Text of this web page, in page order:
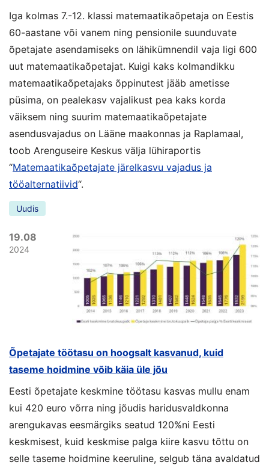
Iga kolmas 7.-12. klassi matemaatikaõpetaja on Eestis
60-aastane või vanem ning pensionile suunduvate
õpetajate asendamiseks on lähikümnendil vaja ligi 600
uut matemaatikaõpetajat. Kuigi kaks kolmandikku
matemaatikaõpetajaks õppinutest jääb ametisse
püsima, on pealekasv vajalikust pea kaks korda
väiksem ning suurim matemaatikaõpetajate
asendusvajadus on Lääne maakonnas ja Raplamaal,
toob Arenguseire Keskus välja lühiraportis
“Matemaatikaõpetajate järelkasvu vajadus ja
tööalternatiivid“.
Uudis
19.08
2024
Õpetajate töötasu on hoogsalt kasvanud, kuid
taseme hoidmine võib käia üle jõu
Eesti õpetajate keskmine töötasu kasvas mullu enam
kui 420 euro võrra ning jõudis haridusvaldkonna
arengukavas eesmärgiks seatud 120%ni Eesti
keskmisest, kuid keskmise palga kiire kasvu tõttu on
selle taseme hoidmine keeruline, selgub täna avaldatud